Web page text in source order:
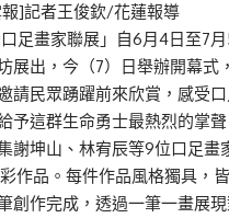
]記者王俊欽/花蓮報導
口足畫家聯展」自6月4日至7
展出，今（7）日舉辦開幕式
請民眾踴躍前來欣賞，感受
予這群生命勇士最熱烈的掌聲
謝坤山、林宥辰等9位口足畫
作品。每件作品風格獨具，
創作完成，透過一筆一畫展